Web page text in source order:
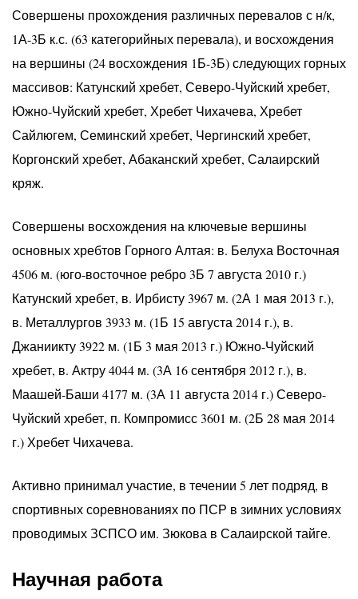
Совершены прохождения различных перевалов с н/к,
1А-3Б к.с. (63 категорийных перевала), и восхождения
на вершины (24 восхождения 1Б-3Б) следующих горных
массивов: Катунский хребет, Северо-Чуйский хребет,
Южно-Чуйский хребет, Хребет Чихачева, Хребет
Сайлюгем, Семинский хребет, Чергинский хребет,
Коргонский хребет, Абаканский хребет, Салаирский
кряж.
Совершены восхождения на ключевые вершины
основных хребтов Горного Алтая: в. Белуха Восточная
4506 м. (юго-восточное ребро 3Б 7 августа 2010 г.)
Катунский хребет, в. Ирбисту 3967 м. (2А 1 мая 2013 г.),
в. Металлургов 3933 м. (1Б 15 августа 2014 г.), в.
Джаниикту 3922 м. (1Б 3 мая 2013 г.) Южно-Чуйский
хребет, в. Актру 4044 м. (3А 16 сентября 2012 г.), в.
Маашей-Баши 4177 м. (3А 11 августа 2014 г.) Северо-
Чуйский хребет, п. Компромисс 3601 м. (2Б 28 мая 2014
г.) Хребет Чихачева.
Активно принимал участие, в течении 5 лет подряд, в
спортивных соревнованиях по ПСР в зимних условиях
проводимых ЗСПСО им. Зюкова в Салаирской тайге.
Научная работа